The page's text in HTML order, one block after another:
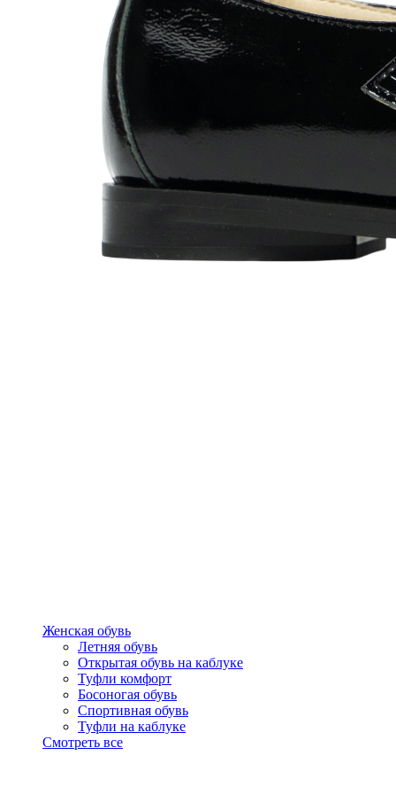
Женская обувь
Летняя обувь
Открытая обувь на каблуке
Туфли комфорт
Босоногая обувь
Спортивная обувь
Туфли на каблуке
Смотреть все